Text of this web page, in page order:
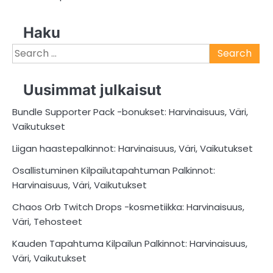
Haku
Search
for:
Uusimmat julkaisut
Bundle Supporter Pack -bonukset: Harvinaisuus, Väri,
Vaikutukset
Liigan haastepalkinnot: Harvinaisuus, Väri, Vaikutukset
Osallistuminen Kilpailutapahtuman Palkinnot:
Harvinaisuus, Väri, Vaikutukset
Chaos Orb Twitch Drops -kosmetiikka: Harvinaisuus,
Väri, Tehosteet
Kauden Tapahtuma Kilpailun Palkinnot: Harvinaisuus,
Väri, Vaikutukset